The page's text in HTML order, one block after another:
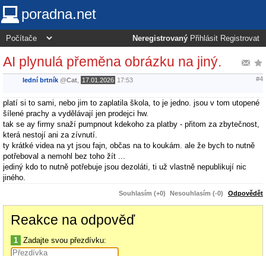
poradna.net
Neregistrovaný Přihlásit Registrovat
AI plynulá přeměna obrázku na jiný.
lední brtník @Cat 17.01.2026 17:53 #4
platí si to sami, nebo jim to zaplatila škola, to je jedno. jsou v tom utopené
šílené prachy a vydělávají jen prodejci hw.
tak se ay firmy snaží pumpnout kdekoho za platby - přitom za zbytečnost,
která nestojí ani za zívnutí.
ty krátké videa na yt jsou fajn, občas na to koukám. ale že bych to nutně
potřeboval a nemohl bez toho žít ...
jediný kdo to nutně potřebuje jsou dezoláti, ti už vlastně nepublikují nic
jiného.
Souhlasím (+0) Nesouhlasím (-0) Odpovědět
Reakce na odpověď
1 Zadajte svou přezdívku: